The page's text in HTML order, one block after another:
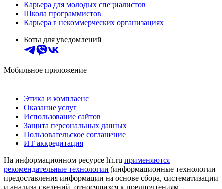
Карьера для молодых специалистов
Школа программистов
Карьера в некоммерческих организациях
Боты для уведомлений
Мобильное приложение
Этика и комплаенс
Оказание услуг
Использование сайтов
Защита персональных данных
Пользовательское соглашение
ИТ аккредитация
На информационном ресурсе hh.ru применяются
рекомендательные технологии (информационные технологии
предоставления информации на основе сбора, систематизации
и анализа сведений, относящихся к предпочтениям